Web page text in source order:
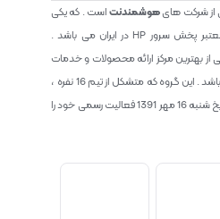
از شرکت هایهوشمندنتاست . که یکی
شناخته ترین و یکی از شرکت معتبر پخش سرور HP در ایران می باشد .
بهترین مرکز ارائه محصولات و خدمات
IT با پشتیبانی 24 ساعته در ایران باشد . این گروه که متشکل از تیم 16 نفره ،
پشتیبانی و طراحی میباشد در تاریخ شنبه 16 مهر 1391 فعالیت رسمی خود را